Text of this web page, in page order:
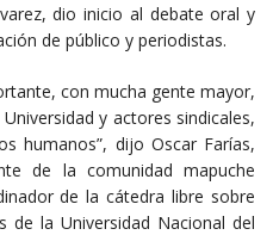
dio inicio al debate oral y
de público y periodistas.
con mucha gente mayor,
y actores sindicales,
humanos”, dijo Oscar Farías,
de la comunidad mapuche
de la cátedra libre sobre
de la Universidad Nacional del